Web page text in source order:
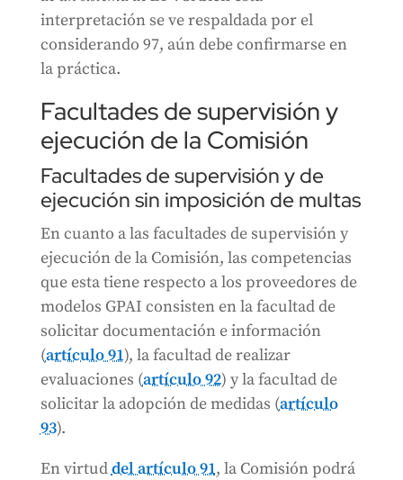
interpretación se ve respaldada por el
considerando 97, aún debe confirmarse en
la práctica.
Facultades de supervisión y
ejecución de la Comisión
Facultades de supervisión y de
ejecución sin imposición de multas
En cuanto a las facultades de supervisión y
ejecución de la Comisión, las competencias
que esta tiene respecto a los proveedores de
modelos GPAI consisten en la facultad de
solicitar documentación e información
(artículo 91), la facultad de realizar
evaluaciones (artículo 92) y la facultad de
solicitar la adopción de medidas (artículo
93).
En virtuddel artículo 91, la Comisión podrá